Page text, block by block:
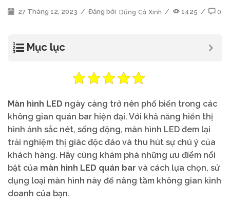
27 Tháng 12, 2023 / Đăng bởi Dũng Cá Xinh / 1425 / 0
Mục lục
Màn hình LED ngày càng trở nên phổ biến trong các
không gian quán bar hiện đại. Với khả năng hiển thị
hình ảnh sắc nét, sống động, màn hình LED đem lại
trải nghiệm thị giác độc đáo và thu hút sự chú ý của
khách hàng. Hãy cùng khám phá những ưu điểm nổi
bật của màn hình LED quán bar và cách lựa chọn, sử
dụng loại màn hình này để nâng tầm không gian kinh
doanh của bạn.